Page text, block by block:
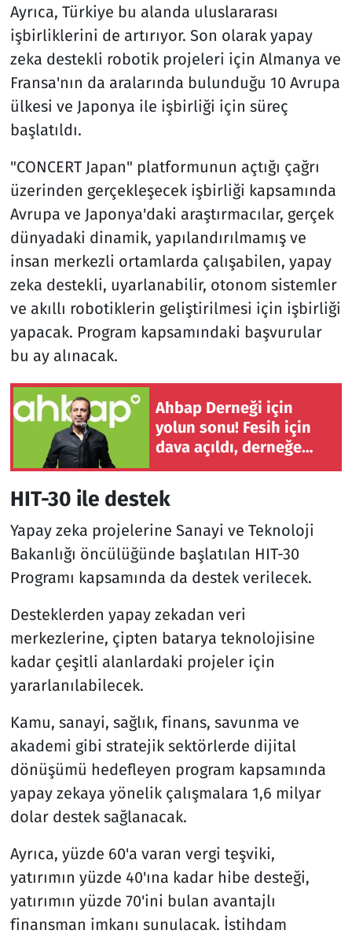
Ayrıca, Türkiye bu alanda uluslararası
işbirliklerini de artırıyor. Son olarak yapay
zeka destekli robotik projeleri için Almanya ve
Fransa'nın da aralarında bulunduğu 10 Avrupa
ülkesi ve Japonya ile işbirliği için süreç
başlatıldı.
"CONCERT Japan" platformunun açtığı çağrı
üzerinden gerçekleşecek işbirliği kapsamında
Avrupa ve Japonya'daki araştırmacılar, gerçek
dünyadaki dinamik, yapılandırılmamış ve
insan merkezli ortamlarda çalışabilen, yapay
zeka destekli, uyarlanabilir, otonom sistemler
ve akıllı robotiklerin geliştirilmesi için işbirliği
yapacak. Program kapsamındaki başvurular
bu ay alınacak.
Ahbap Derneği için
yolun sonu! Fesih için
dava açıldı, derneğe
atandı
HIT-30 ile destek
Yapay zeka projelerine Sanayi ve Teknoloji
Bakanlığı öncülüğünde başlatılan HIT-30
Programı kapsamında da destek verilecek.
Desteklerden yapay zekadan veri
merkezlerine, çipten batarya teknolojisine
kadar çeşitli alanlardaki projeler için
yararlanılabilecek.
Kamu, sanayi, sağlık, finans, savunma ve
akademi gibi stratejik sektörlerde dijital
dönüşümü hedefleyen program kapsamında
yapay zekaya yönelik çalışmalara 1,6 milyar
dolar destek sağlanacak.
Ayrıca, yüzde 60'a varan vergi teşviki,
yatırımın yüzde 40'ına kadar hibe desteği,
yatırımın yüzde 70'ini bulan avantajlı
finansman imkanı sunulacak. İstihdam